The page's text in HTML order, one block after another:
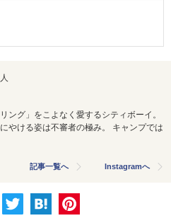
ング」をこよなく愛するシティボーイ。
やける姿は不審者の極み。 キャンプでは
記事一覧へ Instagramへ